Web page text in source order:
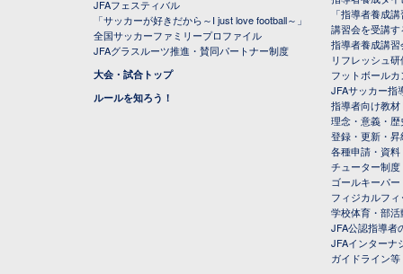
JFAフェスティバル
「サッカーが好きだから～I just love football～」
全国サッカーファミリープロファイル
JFAグラスルーツ推進・賛同パートナー制度
大会・試合トップ
ルールを知ろう！
「指導者養成
講習会を受講
指導者養成講習
リフレッシュ
フットボール
JFAサッカー指
指導者向け教材
理念・意義・歴
登録・更新・
各種申請・資料
チューター制度
ゴールキーパー
フィジカルフィ
学校体育・部活
JFA公認指導者
JFAインターナ
ガイドライン等